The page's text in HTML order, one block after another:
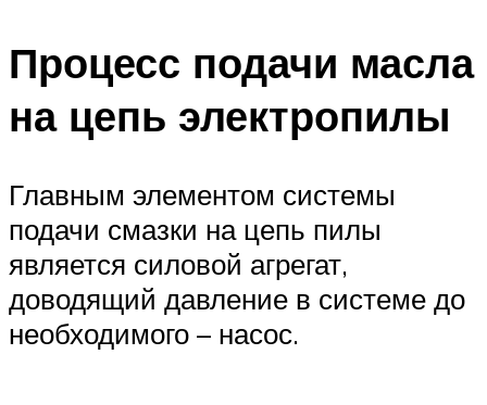
Процесс подачи масла
на цепь электропилы
Главным элементом системы
подачи смазки на цепь пилы
является силовой агрегат,
доводящий давление в системе до
необходимого – насос.